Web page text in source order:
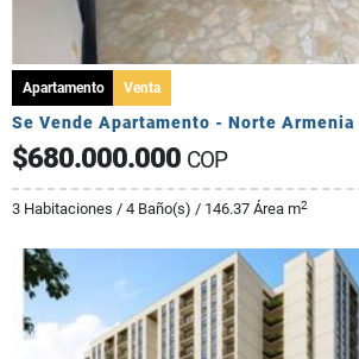
Apartamento Venta
Se Vende Apartamento - Norte Armenia
$680.000.000 COP
3 Habitaciones / 4 Baño(s) / 146.37 Área m2